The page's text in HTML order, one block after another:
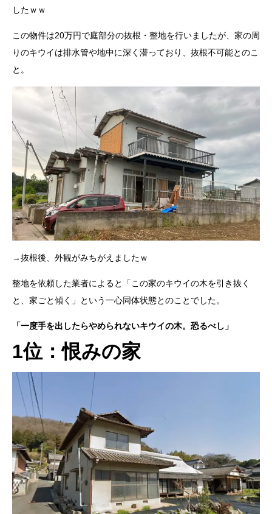
したｗｗ
この物件は20万円で庭部分の抜根・整地を行いましたが、家の周
りのキウイは排水管や地中に深く潜っており、抜根不可能とのこ
と。
→抜根後、外観がみちがえましたｗ
整地を依頼した業者によると「この家のキウイの木を引き抜く
と、家ごと傾く」という一心同体状態とのことでした。
「一度手を出したらやめられないキウイの木。恐るべし」
1位：恨みの家